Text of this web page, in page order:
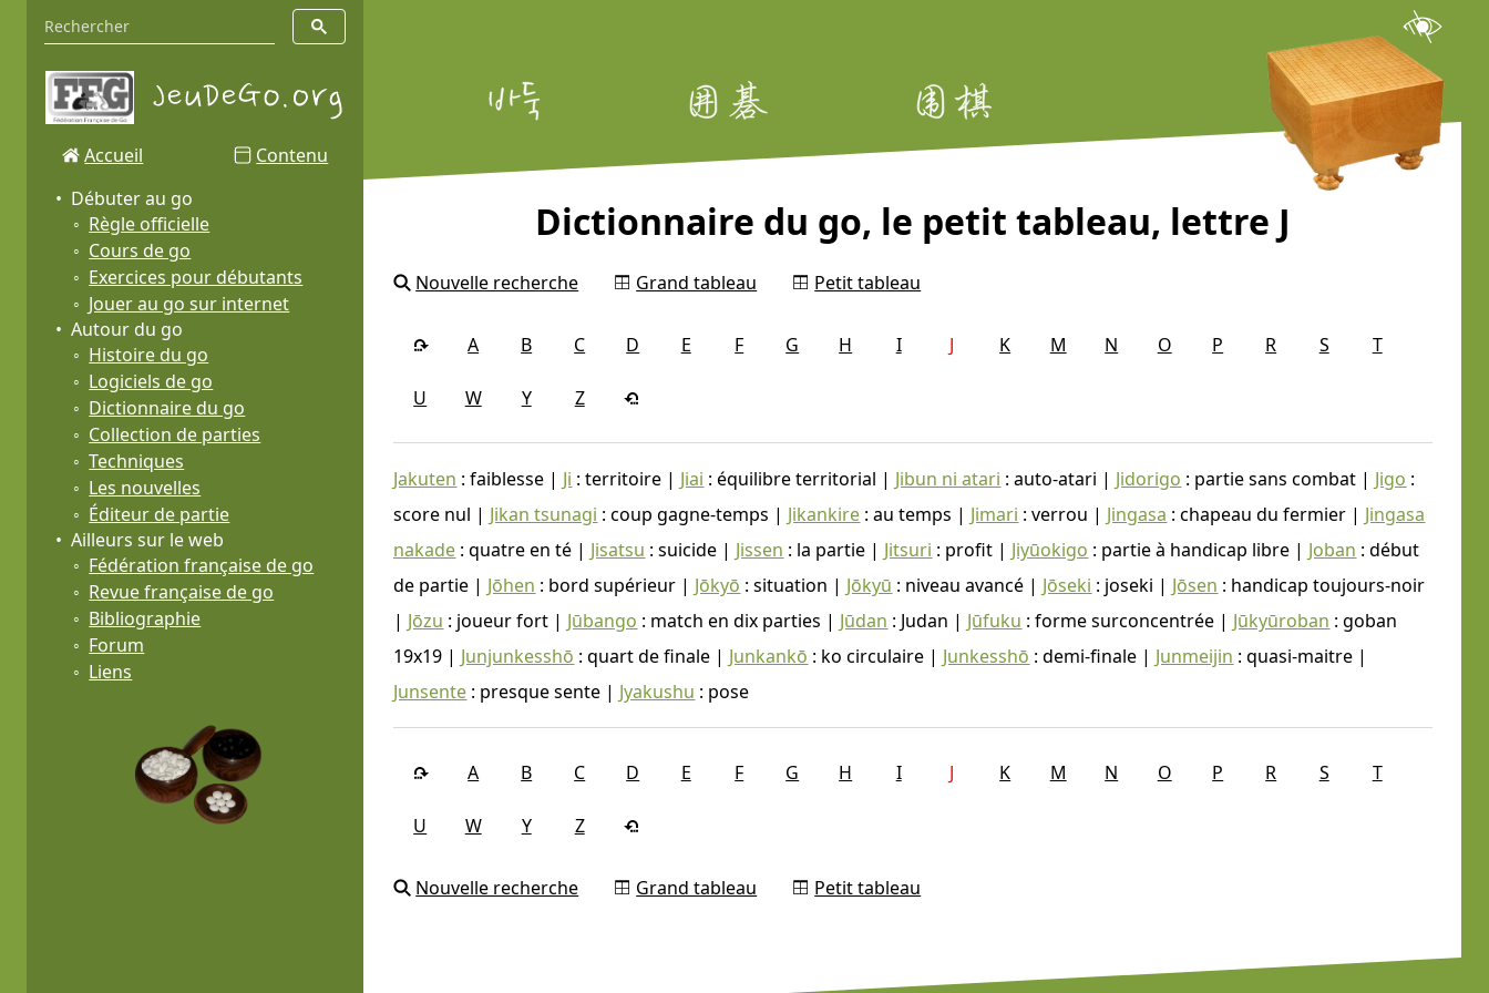
Accueil
Contenu
Débuter au go
Règle officielle
Cours de go
Exercices pour débutants
Jouer au go sur internet
Autour du go
Histoire du go
Logiciels de go
Dictionnaire du go
Collection de parties
Techniques
Les nouvelles
Éditeur de partie
Ailleurs sur le web
Fédération française de go
Revue française de go
Bibliographie
Forum
Liens
Dictionnaire du go, le petit tableau, lettre J
Nouvelle recherche Grand tableau Petit tableau
A B C D E F G H I J K M N O P R S T
U W Y Z
Jakuten : faiblesse | Ji : territoire | Jiai : équilibre territorial | Jibun ni atari : auto-atari | Jidorigo : partie sans combat | Jigo :
score nul | Jikan tsunagi : coup gagne-temps | Jikankire : au temps | Jimari : verrou | Jingasa : chapeau du fermier | Jingasa
nakade : quatre en té | Jisatsu : suicide | Jissen : la partie | Jitsuri : profit | Jiyūokigo : partie à handicap libre | Joban : début
de partie | Jōhen : bord supérieur | Jōkyō : situation | Jōkyū : niveau avancé | Jōseki : joseki | Jōsen : handicap toujours-noir
| Jōzu : joueur fort | Jūbango : match en dix parties | Jūdan : Judan | Jūfuku : forme surconcentrée | Jūkyūroban : goban
19x19 | Junjunkesshō : quart de finale | Junkankō : ko circulaire | Junkesshō : demi-finale | Junmeijin : quasi-maitre |
Junsente : presque sente | Jyakushu : pose
A B C D E F G H I J K M N O P R S T
U W Y Z
Nouvelle recherche Grand tableau Petit tableau